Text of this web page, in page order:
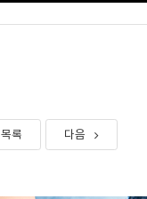
목록 다음